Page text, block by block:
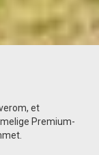
et
Premium-